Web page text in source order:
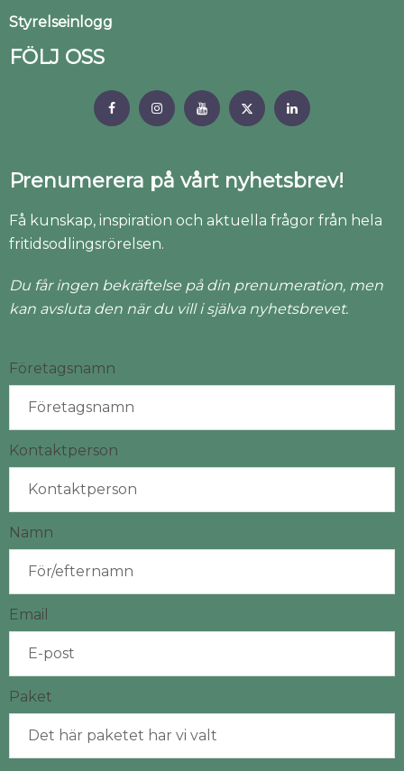
Styrelseinlogg
FÖLJ OSS
Prenumerera på vårt nyhetsbrev!
Få kunskap, inspiration och aktuella frågor från hela
fritidsodlingsrörelsen.
Du får ingen bekräftelse på din prenumeration, men
kan avsluta den när du vill i själva nyhetsbrevet.
Företagsnamn
Kontaktperson
Namn
Email
Paket